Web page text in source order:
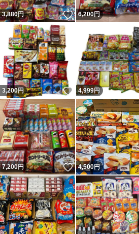
3,880円 いいね！
6,200円
3,200円 いいね！
4,999円
7,200円 いいね！
4,500円